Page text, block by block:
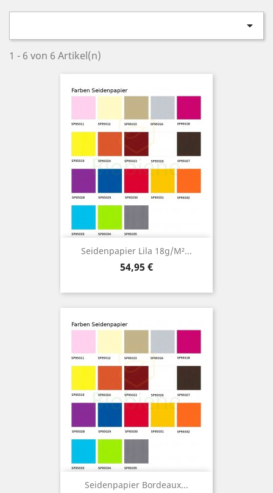

1 - 6 von 6 Artikel(n)
Seidenpapier Lila 18g/m²...
Preis
54,95 €
Seidenpapier Bordeaux...